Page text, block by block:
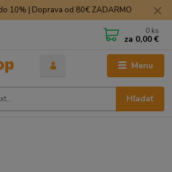
10% | Doprava od 80€ ZADARMO
Menu
Hľadať
0 ks
za 0,00 €